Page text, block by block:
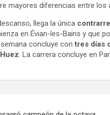
mayores diferencias entre
llega la única
en Évian-les-Bains y que
concluye contres días
. La carrera concluye en